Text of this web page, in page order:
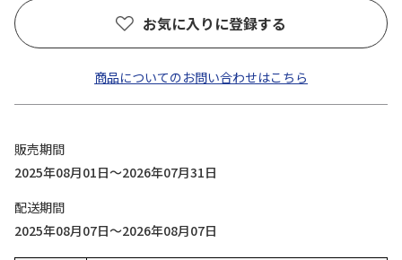
お気に入りに登録する
商品についてのお問い合わせはこちら
販売期間
2025年08月01日～2026年07月31日
配送期間
2025年08月07日～2026年08月07日